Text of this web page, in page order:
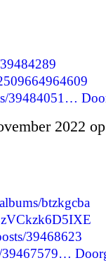
39484051…
2022
btzkgcba
39468623
39467579…